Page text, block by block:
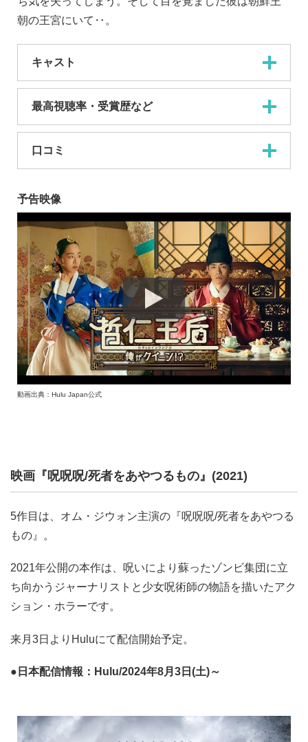
朝の王宮にいて‥。
キャスト
最高視聴率・受賞歴など
口コミ
予告映像
動画出典：Hulu Japan公式
映画『呪呪呪/死者をあやつるもの』(2021)
5作目は、オム・ジウォン主演の『呪呪呪/死者をあやつる
もの』。
2021年公開の本作は、呪いにより蘇ったゾンビ集団に立
ち向かうジャーナリストと少女呪術師の物語を描いたアク
ション・ホラーです。
来月3日よりHuluにて配信開始予定。
●日本配信情報：Hulu/2024年8月3日(土)～